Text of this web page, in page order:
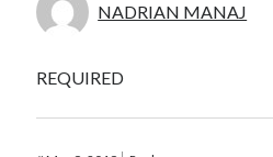
NADRIAN MANAJ
REQUIRED